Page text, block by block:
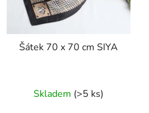
Šátek 70 x 70 cm SIYA
Skladem (>5 ks)